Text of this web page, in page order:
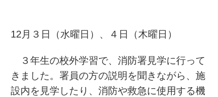
12月３日（水曜日）、４日（木曜日）
３年生の校外学習で、消防署見学に行って
きました。署員の方の説明を聞きながら、施
設内を見学したり、消防や救急に使用する機